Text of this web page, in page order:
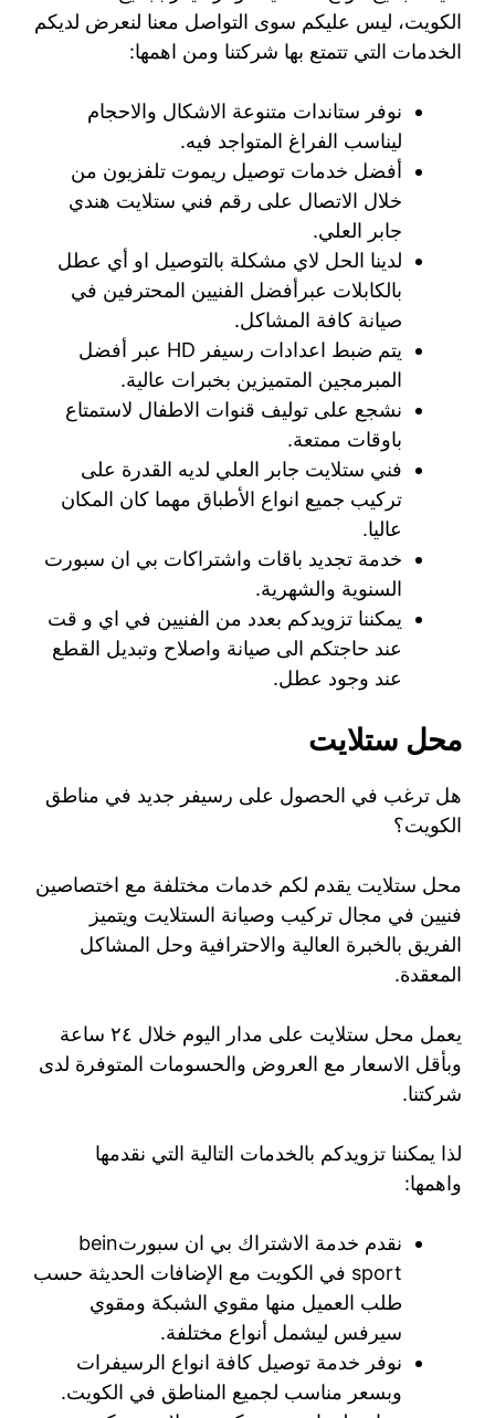
الكويت، ليس عليكم سوى التواصل معنا لنعرض لديكم
الخدمات التي تتمتع بها شركتنا ومن اهمها:
نوفر ستاندات متنوعة الاشكال والاحجام
ليناسب الفراغ المتواجد فيه.
أفضل خدمات توصيل ريموت تلفزيون من
خلال الاتصال على رقم فني ستلايت هندي
جابر العلي.
لدينا الحل لاي مشكلة بالتوصيل او أي عطل
بالكابلات عبرأفضل الفنيين المحترفين في
صيانة كافة المشاكل.
يتم ضبط اعدادات رسيفر HD عبر أفضل
المبرمجين المتميزين بخبرات عالية.
نشجع على توليف قنوات الاطفال لاستمتاع
باوقات ممتعة.
فني ستلايت جابر العلي لديه القدرة على
تركيب جميع انواع الأطباق مهما كان المكان
عاليا.
خدمة تجديد باقات واشتراكات بي ان سبورت
السنوية والشهرية.
يمكننا تزويدكم بعدد من الفنيين في اي و قت
عند حاجتكم الى صيانة واصلاح وتبديل القطع
عند وجود عطل.
محل ستلايت
هل ترغب في الحصول على رسيفر جديد في مناطق
الكويت؟
محل ستلايت يقدم لكم خدمات مختلفة مع اختصاصين
فنيين في مجال تركيب وصيانة الستلايت ويتميز
الفريق بالخبرة العالية والاحترافية وحل المشاكل
المعقدة.
يعمل محل ستلايت على مدار اليوم خلال ٢٤ ساعة
وبأقل الاسعار مع العروض والحسومات المتوفرة لدى
شركتنا.
لذا يمكننا تزويدكم بالخدمات التالية التي نقدمها
واهمها:
نقدم خدمة الاشتراك بي ان سبورتbein
sport في الكويت مع الإضافات الحديثة حسب
طلب العميل منها مقوي الشبكة ومقوي
سيرفس ليشمل أنواع مختلفة.
نوفر خدمة توصيل كافة انواع الرسيفرات
وبسعر مناسب لجميع المناطق في الكويت.